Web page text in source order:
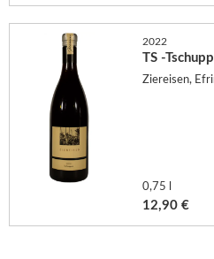
2022
TS -
Ziereisen,
0,75 l
12,90 €